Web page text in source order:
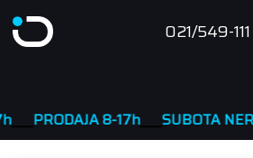
to
021/549-111
PRODAJA 8-17h____ SUBOTA